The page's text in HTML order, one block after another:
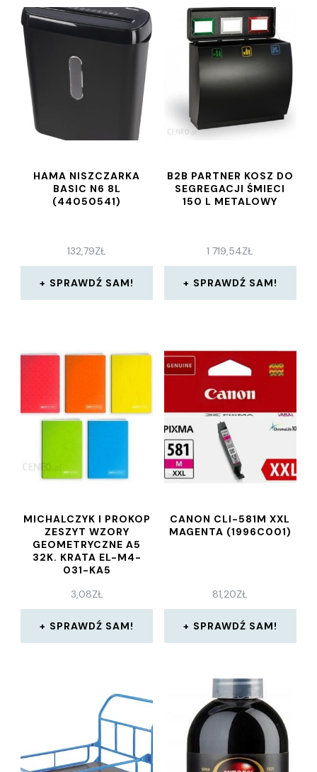
HAMA NISZCZARKA
BASIC N6 8L
(44050541)
132,79ZŁ
SPRAWDŹ SAM!
B2B PARTNER KOSZ DO
SEGREGACJI ŚMIECI
150 L METALOWY
1 719,54ZŁ
SPRAWDŹ SAM!
MICHALCZYK I PROKOP
ZESZYT WZORY
GEOMETRYCZNE A5
32K. KRATA EL-M4-
031-KA5
3,08ZŁ
SPRAWDŹ SAM!
CANON CLI-581M XXL
MAGENTA (1996C001)
81,20ZŁ
SPRAWDŹ SAM!